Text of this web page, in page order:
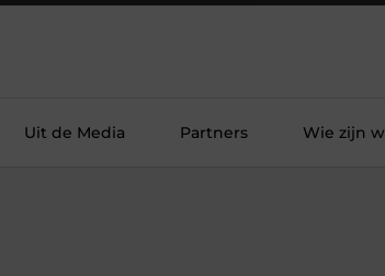
Uit de Media Partners Wie zijn